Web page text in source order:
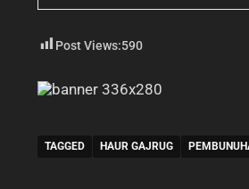
Post Views:590
TAGGED HAUR GAJRUG